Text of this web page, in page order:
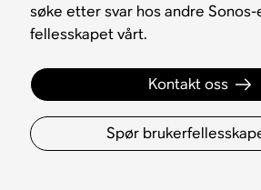
søke etter svar hos andre
fellesskapet vårt.
Kontakt oss
Spør